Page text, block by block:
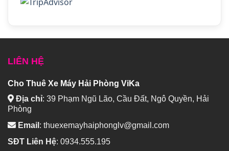
LIÊN HỆ
Cho Thuê Xe Máy Hải Phòng ViKa
Địa chỉ: 39 Phạm Ngũ Lão, Cầu Đất, Ngô Quyền, Hải
Phòng
Email : thuexemayhaiphonglv@gmail.com
SĐT Liên Hệ: 0934.555.195